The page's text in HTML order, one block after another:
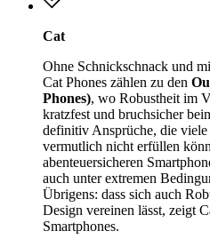
Cat
Ohne Schnickschnack und
Cat Phones zählen zu den
Phones), wo Robustheit im
kratzfest und bruchsicher
definitiv Ansprüche, die
vermutlich nicht erfüllen
abenteuersicheren
auch unter extremen
Übrigens: dass sich auch
Design vereinen lässt, zeigt
Smartphones.